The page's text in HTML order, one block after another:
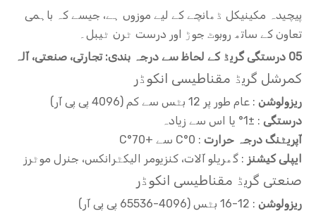
پیچیدہ مکینیکل ڈھانچے کے لیے موزوں ہے، جیسے کہ باہمی
تعاون کے ساتھ روبوٹ جوڑ اور درست ٹرن ٹیبل۔
05 درستگی گریڈ کے لحاظ سے درجہ بندی: تجارتی، صنعتی، آلہ
کمرشل گریڈ مقناطیسی انکوڈر
ریزولوشن : عام طور پر 12 بٹس سے کم (4096 پی پی آر)
درستگی : ±1° یا اس سے زیادہ
آپریٹنگ درجہ حرارت : 0°C سے +70°C
ایپلی کیشنز : گھریلو آلات، کنزیومر الیکٹرانکس، جنرل موٹرز
صنعتی گریڈ مقناطیسی انکوڈر
ریزولوشن : 12-16 بٹس (4096-65536 پی پی آر)